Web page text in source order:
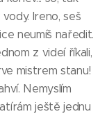
Ireno, seš
neumíš naředit.
z videí říkali,
mistrem stanu!
Nemyslím
ještě jednu